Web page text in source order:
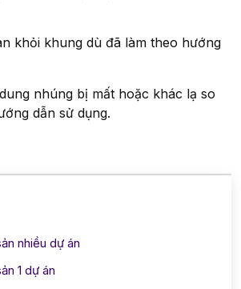
khỏi khung dù đã làm theo hướng
nhúng bị mất hoặc khác lạ so
dẫn sử dụng.
nhiều dự án
1 dự án